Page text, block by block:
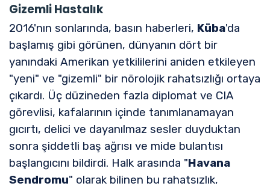
Gizemli Hastalık
2016'nın sonlarında, basın haberleri, Küba'da
başlamış gibi görünen, dünyanın dört bir
yanındaki Amerikan yetkililerini aniden etkileyen
"yeni" ve "gizemli" bir nörolojik rahatsızlığı ortaya
çıkardı. Üç düzineden fazla diplomat ve CIA
görevlisi, kafalarının içinde tanımlanamayan
gıcırtı, delici ve dayanılmaz sesler duyduktan
sonra şiddetli baş ağrısı ve mide bulantısı
başlangıcını bildirdi. Halk arasında "Havana
Sendromu" olarak bilinen bu rahatsızlık,